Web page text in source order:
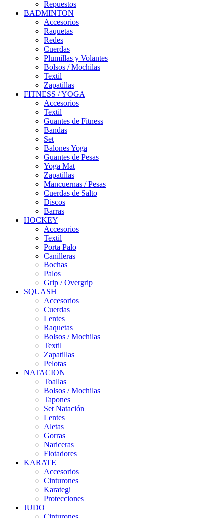
Repuestos
BADMINTON
Accesorios
Raquetas
Redes
Cuerdas
Plumillas y Volantes
Bolsos / Mochilas
Textil
Zapatillas
FITNESS / YOGA
Accesorios
Textil
Guantes de Fitness
Bandas
Set
Balones Yoga
Guantes de Pesas
Yoga Mat
Zapatillas
Mancuernas / Pesas
Cuerdas de Salto
Discos
Barras
HOCKEY
Accesorios
Textil
Porta Palo
Canilleras
Bochas
Palos
Grip / Overgrip
SQUASH
Accesorios
Cuerdas
Lentes
Raquetas
Bolsos / Mochilas
Textil
Zapatillas
Pelotas
NATACION
Toallas
Bolsos / Mochilas
Tapones
Set Natación
Lentes
Aletas
Gorras
Nariceras
Flotadores
KARATE
Accesorios
Cinturones
Karategi
Protecciones
JUDO